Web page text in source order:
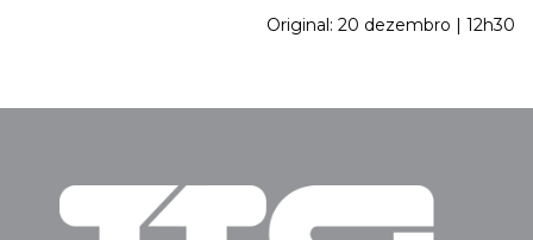
Original: 20 dezembro | 12h30